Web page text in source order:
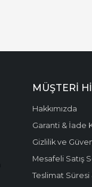
MÜŞTERI
Hakkımızda
Garanti & İade
Gizlilik ve
Mesafeli Satış
Teslimat Süresi